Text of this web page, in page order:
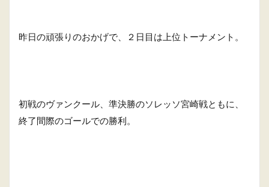
昨日の頑張りのおかげで、２日目は上位トーナメント。
初戦のヴァンクール、準決勝のソレッソ宮崎戦ともに、
終了間際のゴールでの勝利。